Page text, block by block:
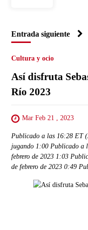
Entrada siguiente
Cultura y ocio
Así disfruta
Río 2023
Mar Feb 21 , 2023
Publicado a las 16:28 ET
jugando 1:00 Publicado a
febrero de 2023 1:03
de febrero de 2023 0:49